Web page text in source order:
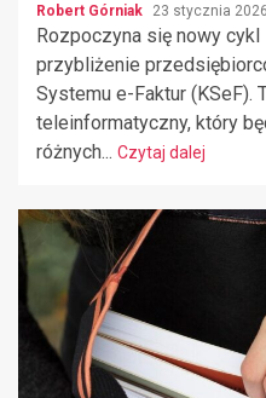
Robert Górniak 23 stycznia 2026
Rozpoczyna się nowy
przybliżenie
Systemu e-Faktur (KSeF).
teleinformatyczny, który
różnych... Czytaj dalej